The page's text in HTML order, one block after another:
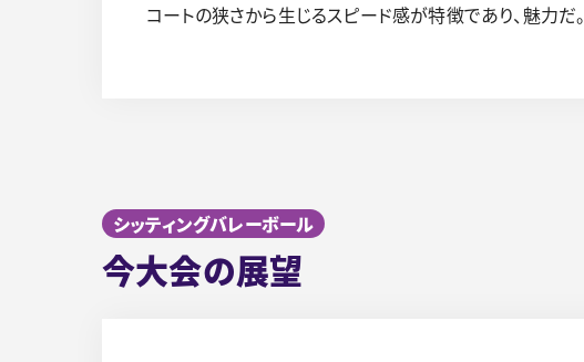
コートの狭さから生じるスピード感が特徴であり、魅力だ。
シッティングバレーボール
今大会の展望